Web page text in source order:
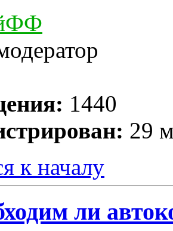
1440
29
к началу
ли